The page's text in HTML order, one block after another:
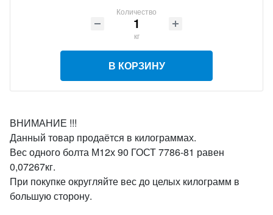
Количество
кг
В КОРЗИНУ
ВНИМАНИЕ !!!
Данный товар продаётся в килограммах.
Вес одного болта М12х 90 ГОСТ 7786-81 равен
0,07267кг.
При покупке округляйте вес до целых килограмм в
большую сторону.